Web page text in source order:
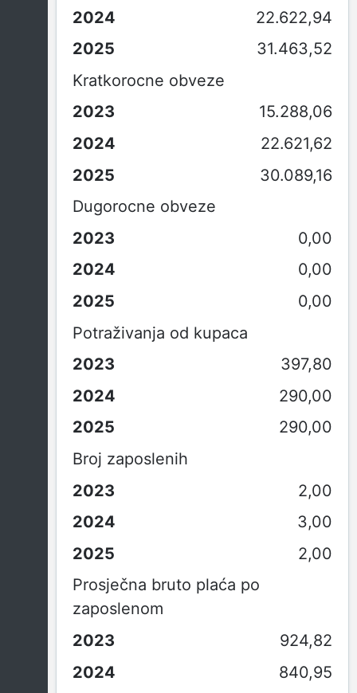
22.622,94
31.463,52
Kratkorocne obveze
15.288,06
22.621,62
30.089,16
Dugorocne obveze
0,00
0,00
0,00
Potraživanja od kupaca
397,80
290,00
290,00
Broj zaposlenih
2,00
3,00
2,00
Prosječna bruto plaća po
zaposlenom
924,82
840,95